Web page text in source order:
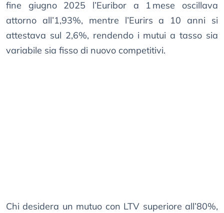
fine giugno 2025 l’Euribor a 1 mese oscillava
attorno all’1,93%, mentre l’Eurirs a 10 anni si
attestava sul 2,6%, rendendo i mutui a tasso sia
variabile sia fisso di nuovo competitivi.
Chi desidera un mutuo con LTV superiore all’80%,